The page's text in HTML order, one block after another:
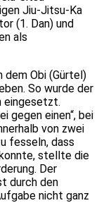
Jiu-Jitsu-Ka
(1. Dan) und
als
dem Obi (Gürtel)
So wurde der
eingesetzt.
gegen einen“, bei
von zwei
fesseln, dass
stellte die
Der
durch den
nicht ganz